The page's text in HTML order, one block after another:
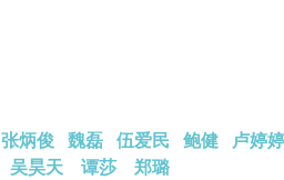
张炳俊 魏磊 ​​​​​​​伍爱民 ​​​​​​​鲍健 卢婷婷
吴昊天 谭莎
郑璐